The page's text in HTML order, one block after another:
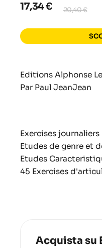
17,34 € 20,40 €
Editions Alphonse
Par Paul JeanJean
Exercises journaliers
Etudes de genre et
Etudes
45 Exercises
Acquista su